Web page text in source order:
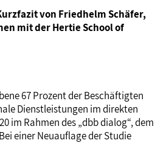
von Friedhelm Schäfer,
mit der Hertie School of
67 Prozent der Beschäftigten
Dienstleistungen im direkten
im Rahmen des „dbb dialog“, dem
einer Neuauflage der Studie